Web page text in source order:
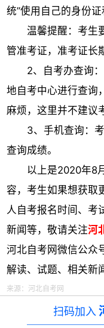
统”使用自己的身份证
温馨提醒：考生要
管准考证，准考证长
2、自考办查询：
地自考中心进行查询
麻烦，这里并不建议
3、手机查询：考
查询成绩。
以上是2020年8月
容，考生如果想获取
人自考报名时间、考
新闻等，敬请关注河
河北自考网微信公众
解读、试题、相关新
来源：河北自考网
扫码加入